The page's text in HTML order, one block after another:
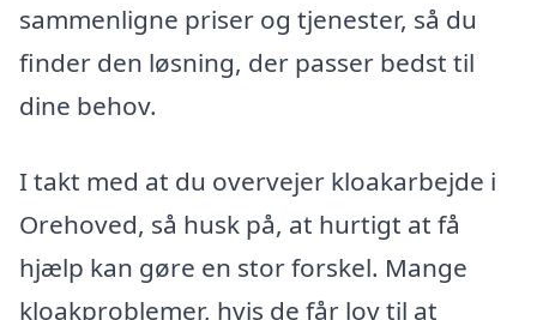
sammenligne priser og tjenester, så du
finder den løsning, der passer bedst til
dine behov.
I takt med at du overvejer kloakarbejde i
Orehoved, så husk på, at hurtigt at få
hjælp kan gøre en stor forskel. Mange
kloakproblemer, hvis de får lov til at